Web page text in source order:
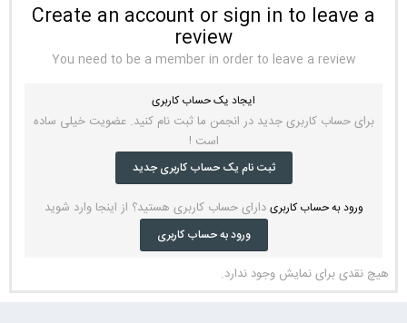
Create an account or sign in to leave a
review
You need to be a member in order to leave a review
ایجاد یک حساب کاربری
برای حساب کاربری جدید در انجمن ما ثبت نام کنید. عضویت خیلی ساده
است !
ثبت نام یک حساب کاربری جدید
ورود به حساب کاربری دارای حساب کاربری هستید؟ از اینجا وارد شوید
ورود به حساب کاربری
هیچ نقدی برای نمایش وجود ندارد.